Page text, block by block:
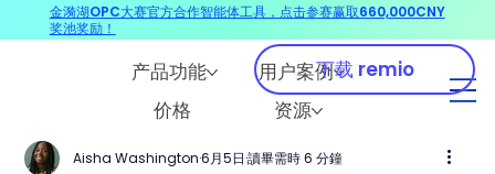
产品功能
用户案例
价格
资源
下载 remio
Aisha Washington 6月5日 讀畢需時 6 分鐘
金漪湖OPC大赛官方合作智能体工具，点击参赛赢取660,000CNY
奖池奖励！